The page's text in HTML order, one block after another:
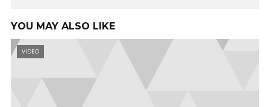
YOU MAY ALSO LIKE
VIDEO